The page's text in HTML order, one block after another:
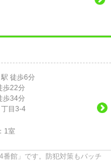
駅 徒歩6分
歩22分
歩34分
丁目3-4
1室
館」です。防犯対策もバッチ